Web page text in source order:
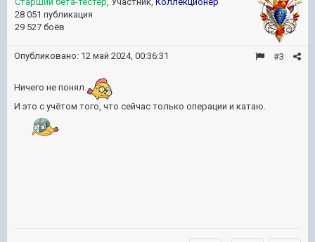
28 051 публикация
29 527 боёв
#3
Опубликовано: 12 май 2024, 00:36:31
Ничего не понял.
И это с учётом того, что сейчас только операции и катаю.